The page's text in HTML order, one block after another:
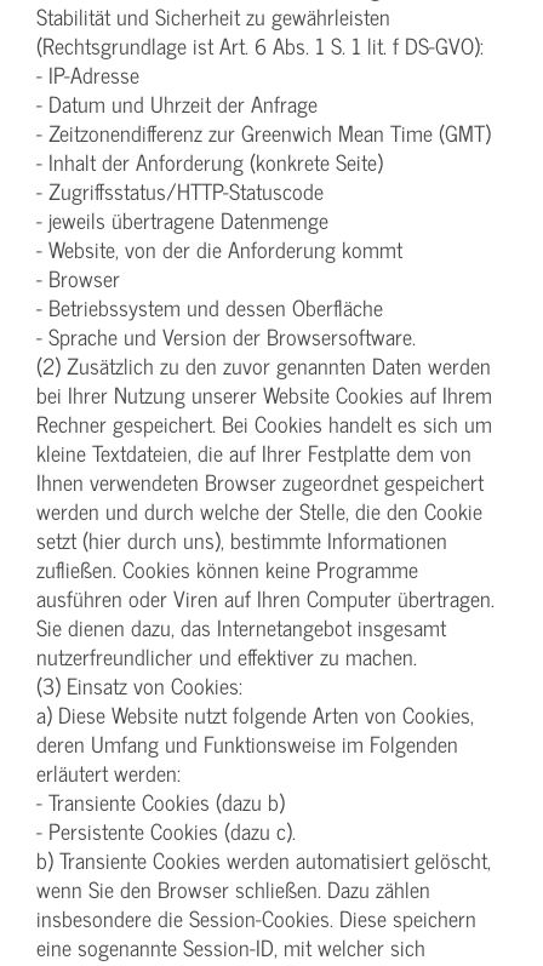
Stabilität und Sicherheit zu gewährleisten
(Rechtsgrundlage ist Art. 6 Abs. 1 S. 1 lit. f DS-GVO):
- IP-Adresse
- Datum und Uhrzeit der Anfrage
- Zeitzonendifferenz zur Greenwich Mean Time (GMT)
- Inhalt der Anforderung (konkrete Seite)
- Zugriffsstatus/HTTP-Statuscode
- jeweils übertragene Datenmenge
- Website, von der die Anforderung kommt
- Browser
- Betriebssystem und dessen Oberfläche
- Sprache und Version der Browsersoftware.
(2) Zusätzlich zu den zuvor genannten Daten werden
bei Ihrer Nutzung unserer Website Cookies auf Ihrem
Rechner gespeichert. Bei Cookies handelt es sich um
kleine Textdateien, die auf Ihrer Festplatte dem von
Ihnen verwendeten Browser zugeordnet gespeichert
werden und durch welche der Stelle, die den Cookie
setzt (hier durch uns), bestimmte Informationen
zufließen. Cookies können keine Programme
ausführen oder Viren auf Ihren Computer übertragen.
Sie dienen dazu, das Internetangebot insgesamt
nutzerfreundlicher und effektiver zu machen.
(3) Einsatz von Cookies:
a) Diese Website nutzt folgende Arten von Cookies,
deren Umfang und Funktionsweise im Folgenden
erläutert werden:
- Transiente Cookies (dazu b)
- Persistente Cookies (dazu c).
b) Transiente Cookies werden automatisiert gelöscht,
wenn Sie den Browser schließen. Dazu zählen
insbesondere die Session-Cookies. Diese speichern
eine sogenannte Session-ID, mit welcher sich